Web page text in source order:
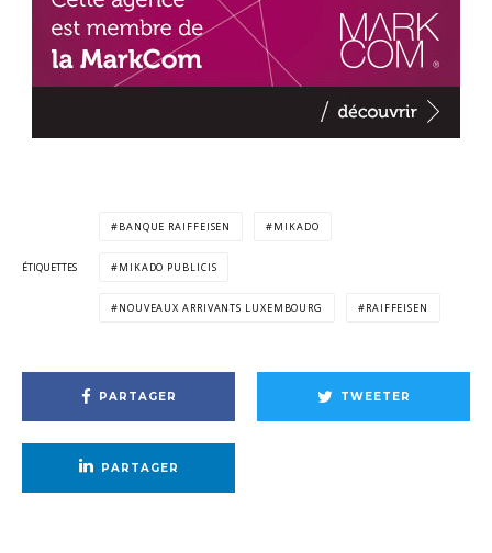
ÉTIQUETTES
BANQUE RAIFFEISEN MIKADO
MIKADO PUBLICIS
NOUVEAUX ARRIVANTS LUXEMBOURG RAIFFEISEN
PARTAGER TWEETER
PARTAGER